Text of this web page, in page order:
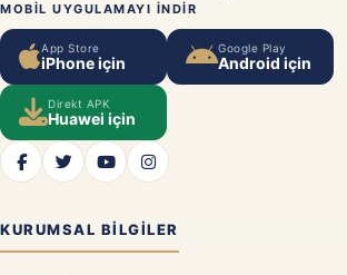
MOBIL UYGULAMAYI INDIR
App Store
iPhone için
Google Play
Android için
Direkt APK
Huawei için
KURUMSAL BILGILER